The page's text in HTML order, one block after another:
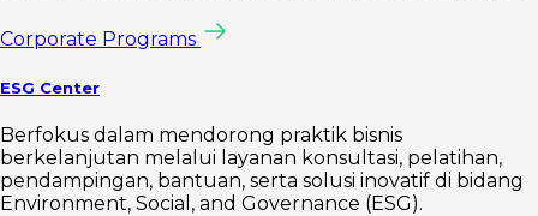
Corporate Programs
ESG Center
Berfokus dalam mendorong praktik bisnis
berkelanjutan melalui layanan konsultasi, pelatihan,
pendampingan, bantuan, serta solusi inovatif di bidang
Environment, Social, and Governance (ESG).